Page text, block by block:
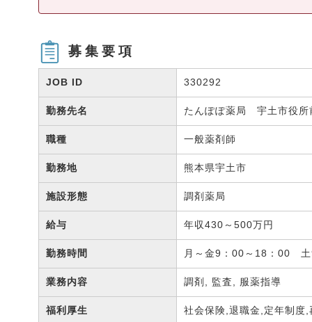
募集要項
JOB ID 330292
勤務先名 たんぽぽ薬局 宇土市役
職種 一般薬剤師
勤務地 熊本県宇土市
施設形態 調剤薬局
給与 年収430～500万円
勤務時間 月～金9：00～18：00
業務内容 調剤, 監査, 服薬指導
福利厚生 社会保険,退職金,定年制度